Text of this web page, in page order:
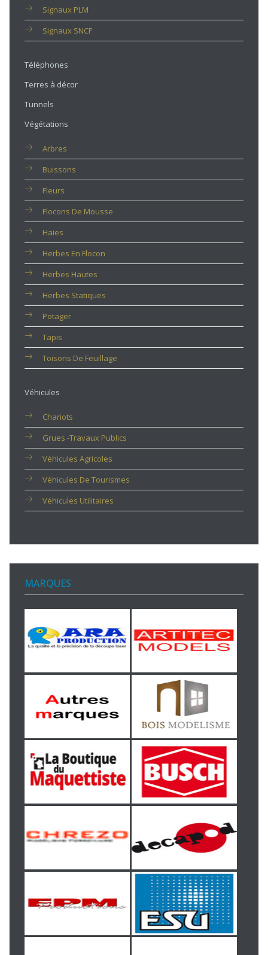
Signaux PLM
Signaux SNCF
Téléphones
Terres à décor
Tunnels
Végétations
Arbres
Buissons
Fleurs
Flocons De Mousse
Haies
Herbes En Flocon
Herbes Hautes
Herbes Statiques
Potager
Tapis
Toisons De Feuillage
Véhicules
Chariots
Grues -travaux Publics
Véhicules Agricoles
Véhicules De Tourismes
Véhicules Utilitaires
MARQUES